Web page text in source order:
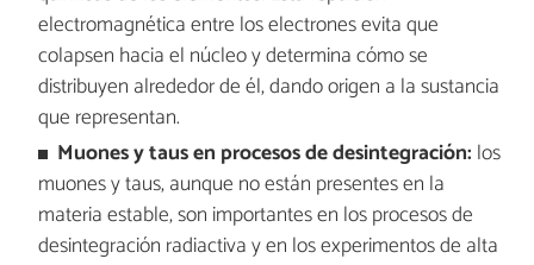
electromagnética entre los electrones evita que
colapsen hacia el núcleo y determina cómo se
distribuyen alrededor de él, dando origen a la sustancia
que representan.
Muones y taus en procesos de desintegración: los
muones y taus, aunque no están presentes en la
materia estable, son importantes en los procesos de
desintegración radiactiva y en los experimentos de alta